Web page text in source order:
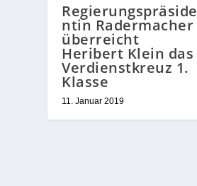
Regierungspräside
ntin Radermacher
überreicht
Heribert Klein das
Verdienstkreuz 1.
Klasse
11. Januar 2019